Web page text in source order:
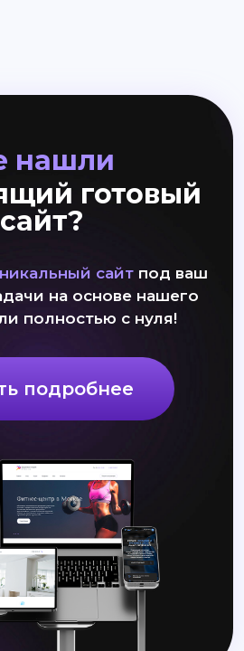
нашли
готовый
сайт?
сайт под ваш
на основе нашего
полностью с нуля!
подробнее